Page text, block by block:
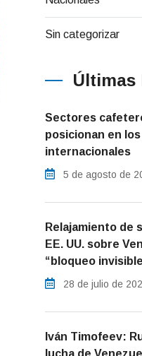
Sin categorizar
Últimas
Sectores
posicionan en
internacionales
5 de agosto de
Relajamiento de
EE. UU. sobre
“bloqueo
28 de julio de
Iván Timofeev:
lucha de